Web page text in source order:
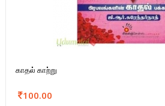
காதல் காற்று
100.00